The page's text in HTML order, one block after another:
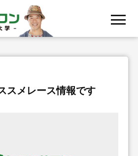
menu
スメレース情報です